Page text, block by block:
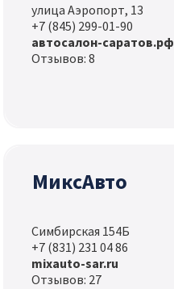
улица Аэропорт, 13
+7 (845) 299-01-90
автосалон-саратов.рф
Отзывов: 8
МиксАвто
Симбирская 154Б
+7 (831) 231 04 86
mixauto-sar.ru
Отзывов: 27